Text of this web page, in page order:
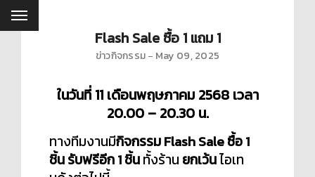
Flash Sale ซื้อ 1 แถม 1
ข่าวกิจกรรม May 09, 2025
ในวันที่ 11 เดือนพฤษภาคม 2568 เวลา
20.00 – 20.30 น.
ทางทีมงานมีกิจกรรม Flash Sale ซื้อ 1
ชิ้น รับฟรีอีก 1 ชิ้นทั้งร้าน ยกเว้นไอเท